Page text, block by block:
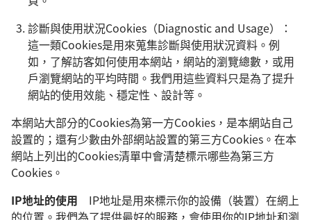
診斷與使用狀況Cookies（Diagnostic and Usage）：
這一類Cookies是用來蒐集診斷與使用狀況資料。例
如，了解訪客如何使用本網站，網站的瀏覽總數，或用
戶瀏覽網站的平均時間。我們用這些資料只是為了提升
網站的使用效能、穩定性、設計等。
本網站大部分的Cookies為第一方Cookies，是本網站自己
設置的；還有少數由外部網站設置的第三方Cookies。在本
網站上列出的Cookies清單中會清楚標示哪些為第三方
Cookies。
IP地址的使用 IP地址是用來標示你的設備（裝置）在網上
的位置。我們為了提供最好的服務，會使用你的IP地址和瀏